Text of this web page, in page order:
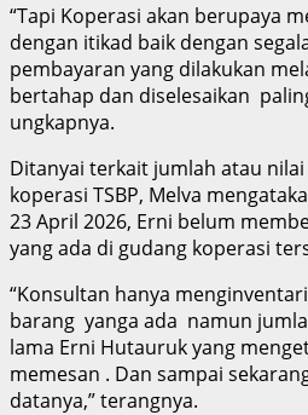
“Tapi Koperasi akan berupaya
dengan itikad baik dengan
pembayaran yang dilakukan
bertahap dan diselesaikan
ungkapnya.
Ditanyai terkait jumlah atau
koperasi TSBP, Melva
23 April 2026, Erni belum
yang ada di gudang koperasi
“Konsultan hanya
barang yanga ada namun
lama Erni Hutauruk yang
memesan . Dan sampai
datanya,” terangnya.